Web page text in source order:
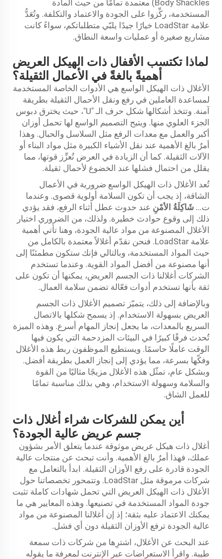
Body Shackles) معتمدة تمامًا من حيث المادة
المستخدمة، ركِّزوا على الجودة والاعتماد والتكلفة. وتُعَدُّ
علامة LoadStar خيارًا جيدًا يلبّي متطلباتكم، سواءً كانت
مشاريع صغيرة أو عمليات واسعة النطاق.
لماذا تكتسب الأقفال ذات الهيكل العريض
أهميةً بالغةً في الأعمال الثقيلة؟
الأغلال ذات الهيكل الواسع هي الأدوات الخاصة المستخدمة
لمساعدة العاملين في رفع ونقل الأحمال الثقيلة بطريقة
آمنة. وتتخذ أشكالها شكل حرف الـ "U"، حيث يخترق دبوس
الجزء العلوي منها. ويتيح التصميم الواسع لها تحمل أوزان
أكبر والعمل مع معدات الرفع مثل السلاسل والحبال. وهذا
أمرٌ بالغ الأهمية عند نقل الأشياء الكبيرة مثل مواد البناء أو
الآلات الثقيلة. كما أن الزيادة في العرض تُعزِّز قوتها، مما
يقلل من احتمال فشلها عند الخضوع لأحمال ثقيلة.
تُعد الأغلال ذات الهيكل الواسع ضرورية في الأعمال
الشاقة، إذ يجب أن تكون السلامة أولوية قصوى. وعندما
ت... شَاكِلَةُ الأمْنِ عند حدوث عطل أثناء الرفع، فقد يؤدي
ذلك إلى وقوع حوادث خطيرة. ولذلك، من الضروري اختيار
الأغلال المصنوعة من مواد عالية الجودة، وهنا تأتي أهمية
علامة LoadStar. فنحن نقدّم أغلالاً معتمدة بالكامل من
حيث المواد المستخدمة، وبالتالي فإنك ستكون مطمئنًا إلى
أنها مصنوعة من أفضل المواد القوية. وعندما تستخدم
الشركات أغلالنا ذات الجسم العريض، يمكنها أن تكون على
ثقة بأنها تستخدم أدوات فعّالة تضمن سلامة العمال.
وبالإضافة إلى ذلك، يتميّز تصميم الأغلال ذات الجسم
العريض بسهولة الاستخدام. إذ يسمح شكلها بالاتصال
السريع بالمعدات، ما يجعل إنجاز المهام أسرع. وهذه الميزة
تُحدث فرقًا كبيرًا في البيئات المزدحمة التي يكون فيها
الوقت عاملًا حاسمًا. ويستطيع الموظفون ربط هذه الأغلال
وفكّها بسرعة، مما يؤدي إلى إنجاز العمل بطريقة أفضل.
وبشكل عام، تمثّل هذه الأغلال مزيجًا مثاليًا من القوة
والسلامة وسهولة الاستخدام، وهي بذلك مناسبة تمامًا
للعمل الشاق.
أين يمكن للشركات شراء أغلال ذات
جسم عريض عالية الجودة؟
أغلال ذات هيكل عريض موثوقة عندما يتعلق الأمر بشؤون
عملك، فهذا أمرٌ بالغ الأهمية. وأنت تبحث عن منتجات عالية
الجودة قادرة على رفع الأوزان الثقيلة. ابدأ بالتعامل مع
شركات مرموقة مثل LoadStar. وتتمحور تخصصاتنا حول
الأغلال ذات الهيكل العريض التي تحمل شهادات كاملة تثبت
جودة المواد المستخدمة في تصنيعها. وهذه المعايير هي ما
يمكنك الاعتماد عليه بثقة؛ إذ إن أغلالنا المصنوعة من مواد
عالية الجودة ترفع الأوزان الثقيلة دون أي فشل.
عند البحث عن الأغلال، اشترِها من شركات ذات سمعة
طيبة. واقرأ الاستعراضات عبر الإنترنت لمعرفة ما يقوله